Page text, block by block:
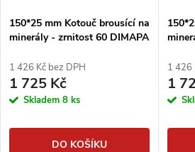
150*25 mm Kotouč brousící na
minerály - zrnitost 60 DIMAPA
1 426 Kč bez DPH
1 725 Kč
Skladem 8 ks
DO KOŠÍKU
1 426
1